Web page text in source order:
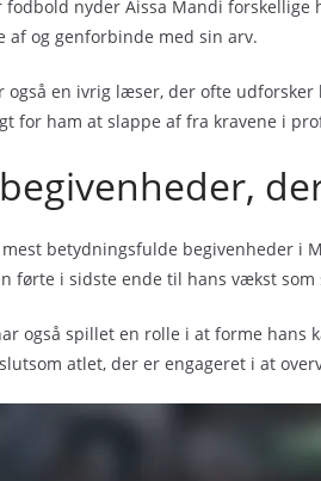
fodbold nyder Aissa Mandi
af og genforbinde med sin arv.
også en ivrig læser, der ofte
for ham at slappe af fra kravene i
mest betydningsfulde begivenheder i
førte i sidste ende til hans vækst
også spillet en rolle i at forme
atlet, der er engageret i at